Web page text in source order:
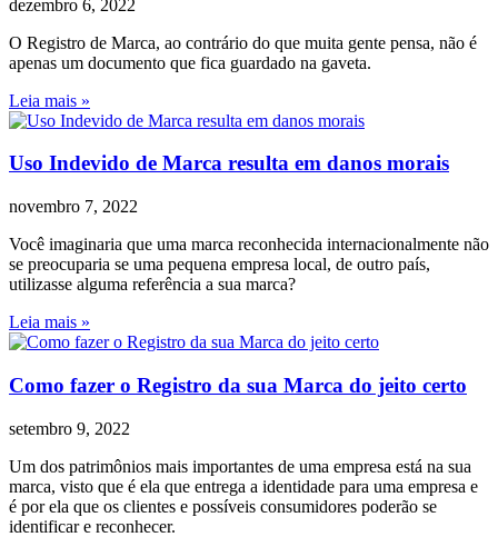
dezembro 6, 2022
O Registro de Marca, ao contrário do que muita gente pensa, não é
apenas um documento que fica guardado na gaveta.
Leia mais »
Uso Indevido de Marca resulta em danos morais
novembro 7, 2022
Você imaginaria que uma marca reconhecida internacionalmente não
se preocuparia se uma pequena empresa local, de outro país,
utilizasse alguma referência a sua marca?
Leia mais »
Como fazer o Registro da sua Marca do jeito certo
setembro 9, 2022
Um dos patrimônios mais importantes de uma empresa está na sua
marca, visto que é ela que entrega a identidade para uma empresa e
é por ela que os clientes e possíveis consumidores poderão se
identificar e reconhecer.